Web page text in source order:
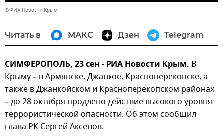
© РИА Новости Крым
Читать в МАКС Дзен Telegram
СИМФЕРОПОЛЬ, 23 сен - РИА Новости Крым. В
Крыму – в Армянске, Джанкое, Красноперекопске, а
также в Джанкойском и Красноперекопском районах
– до 28 октября продлено действие высокого уровня
террористической опасности. Об этом сообщил
глава РК Сергей Аксенов.